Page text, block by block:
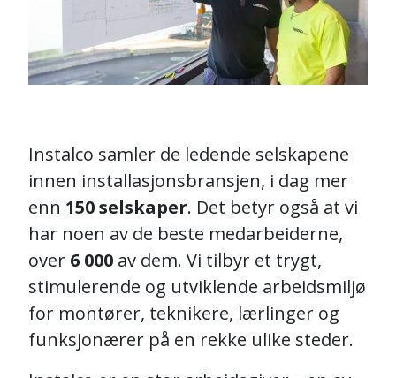
Instalco samler de ledende selskapene
innen installasjonsbransjen, i dag mer
enn 150 selskaper. Det betyr også at vi
har noen av de beste medarbeiderne,
over 6 000 av dem. Vi tilbyr et trygt,
stimulerende og utviklende arbeidsmiljø
for montører, teknikere, lærlinger og
funksjonærer på en rekke ulike steder.